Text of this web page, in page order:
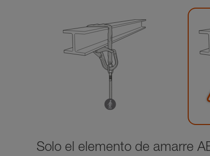
Solo el elemento de amarre